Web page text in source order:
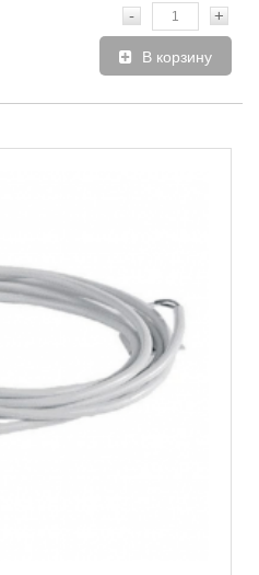
- +
В корзину